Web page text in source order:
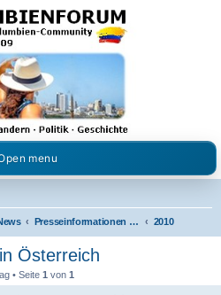
und Visum in Kolumbien und Venezuela.
im Kolumbienforum
menu
Presseinformationen & Neuigkeiten 2010
Österreich
• Seite 1 von 1